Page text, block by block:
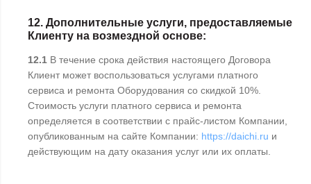
12. Дополнительные услуги, предоставляемые
Клиенту на возмездной основе:
12.1 В течение срока действия настоящего Договора
Клиент может воспользоваться услугами платного
сервиса и ремонта Оборудования со скидкой 10%.
Стоимость услуги платного сервиса и ремонта
определяется в соответствии с прайс-листом Компании,
опубликованным на сайте Компании: https://daichi.ru и
действующим на дату оказания услуг или их оплаты.